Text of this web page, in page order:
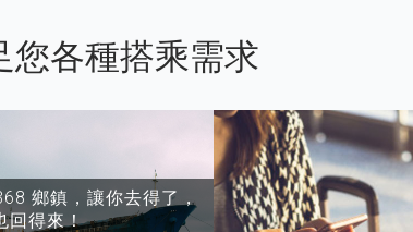
各種搭乘需求
鄉鎮，讓你去得了，
回得來！